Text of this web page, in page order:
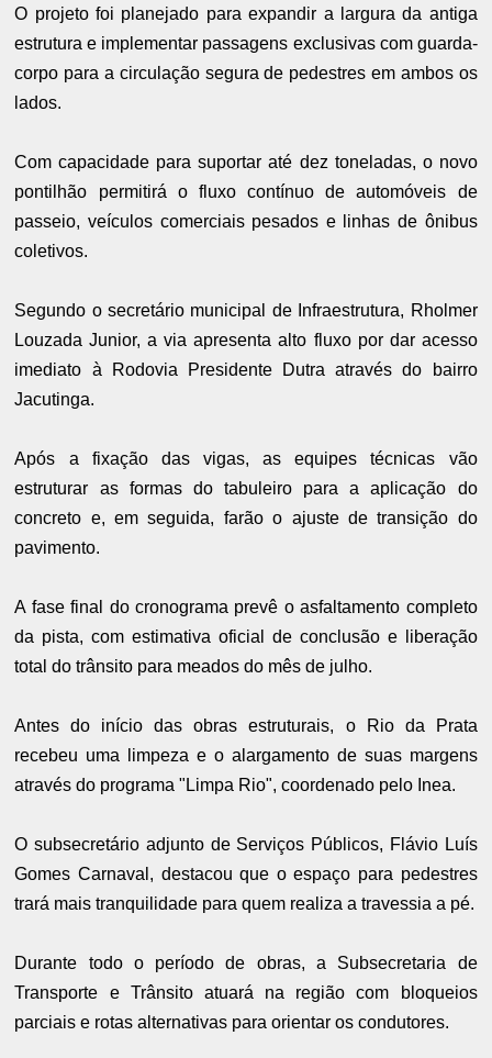
O projeto foi planejado para expandir a largura da antiga
estrutura e implementar passagens exclusivas com guarda-
corpo para a circulação segura de pedestres em ambos os
lados.
Com capacidade para suportar até dez toneladas, o novo
pontilhão permitirá o fluxo contínuo de automóveis de
passeio, veículos comerciais pesados e linhas de ônibus
coletivos.
Segundo o secretário municipal de Infraestrutura, Rholmer
Louzada Junior, a via apresenta alto fluxo por dar acesso
imediato à Rodovia Presidente Dutra através do bairro
Jacutinga.
Após a fixação das vigas, as equipes técnicas vão
estruturar as formas do tabuleiro para a aplicação do
concreto e, em seguida, farão o ajuste de transição do
pavimento.
A fase final do cronograma prevê o asfaltamento completo
da pista, com estimativa oficial de conclusão e liberação
total do trânsito para meados do mês de julho.
Antes do início das obras estruturais, o Rio da Prata
recebeu uma limpeza e o alargamento de suas margens
através do programa "Limpa Rio", coordenado pelo Inea.
O subsecretário adjunto de Serviços Públicos, Flávio Luís
Gomes Carnaval, destacou que o espaço para pedestres
trará mais tranquilidade para quem realiza a travessia a pé.
Durante todo o período de obras, a Subsecretaria de
Transporte e Trânsito atuará na região com bloqueios
parciais e rotas alternativas para orientar os condutores.